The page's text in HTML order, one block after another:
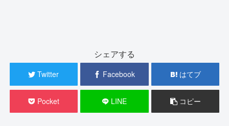
シェアする
Twitter Facebook はてブ
Pocket LINE コピー